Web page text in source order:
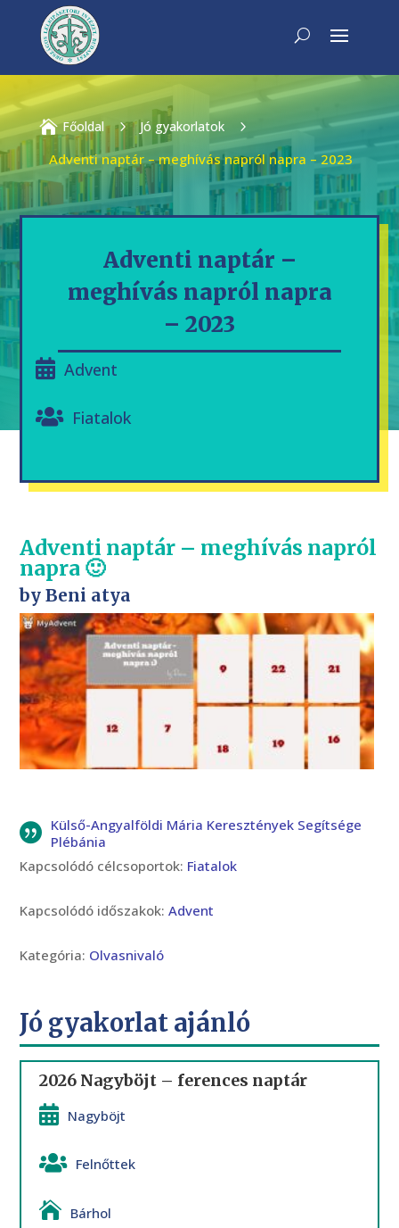
 Főoldal 5 Jó gyakorlatok
5
Adventi naptár – meghívás napról napra – 2023
Adventi naptár –
meghívás napról napra
– 2023
Advent
Fiatalok
Adventi naptár – meghívás napról
napra 🙂
by Beni atya
Külső-Angyalföldi Mária Keresztények Segítsége
Plébánia
Kapcsolódó célcsoportok: Fiatalok
Kapcsolódó időszakok:Advent
Kategória: Olvasnivaló
Jó gyakorlat ajánló
2026 Nagyböjt – ferences naptár
Nagyböjt
Felnőttek
Bárhol